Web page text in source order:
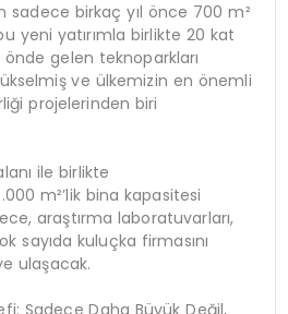
sadece birkaç yıl önce 700 m²
yeni yatırımla birlikte 20 kat
gelen teknoparkları
ve ülkemizin en önemli
projelerinden biri
ile birlikte
m²’lik bina kapasitesi
araştırma laboratuvarları,
sayıda kuluçka firmasını
ulaşacak.